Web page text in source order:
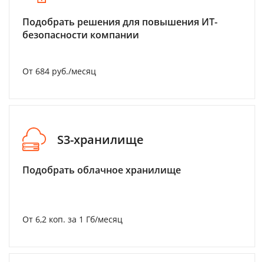
Подобрать решения для повышения ИТ-
безопасности компании
От 684 руб./месяц
S3-хранилище
Подобрать облачное хранилище
От 6,2 коп. за 1 Гб/месяц